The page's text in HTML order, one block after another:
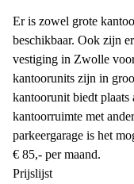
Er is zowel grote
beschikbaar. Ook zijn
vestiging in Zwolle
kantoorunits zijn in
kantoorunit biedt plaats
kantoorruimte met
parkeergarage is het
€ 85,- per maand.
Prijslijst